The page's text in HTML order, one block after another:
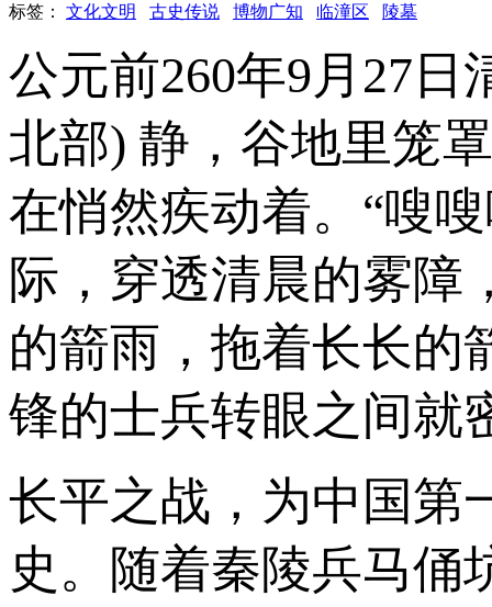
标签： 文化文明 古史传说 博物广知 临潼区 陵墓
公元前260年9月27
北部) 静，谷地里笼
在悄然疾动着。“嗖
际，穿透清晨的雾障
的箭雨，拖着长长的
锋的士兵转眼之间就
长平之战，为中国第
史。随着秦陵兵马俑